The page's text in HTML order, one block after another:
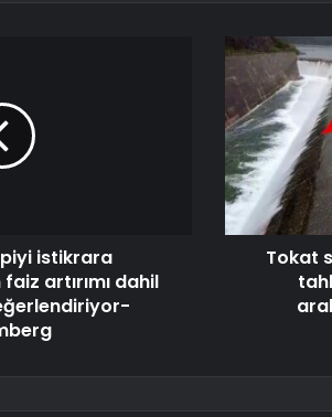
istikrara
artırımı dahil
Tokat